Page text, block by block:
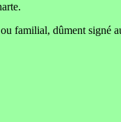
familial, dûment signé